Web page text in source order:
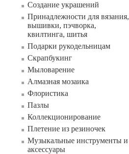
Создание украшений
Принадлежности для вязания,
вышивки, пэчворка,
квилтинга, шитья
Подарки рукодельницам
Скрапбукинг
Мыловарение
Алмазная мозаика
Флористика
Пазлы
Коллекционирование
Плетение из резиночек
Музыкальные инструменты и
аксессуары